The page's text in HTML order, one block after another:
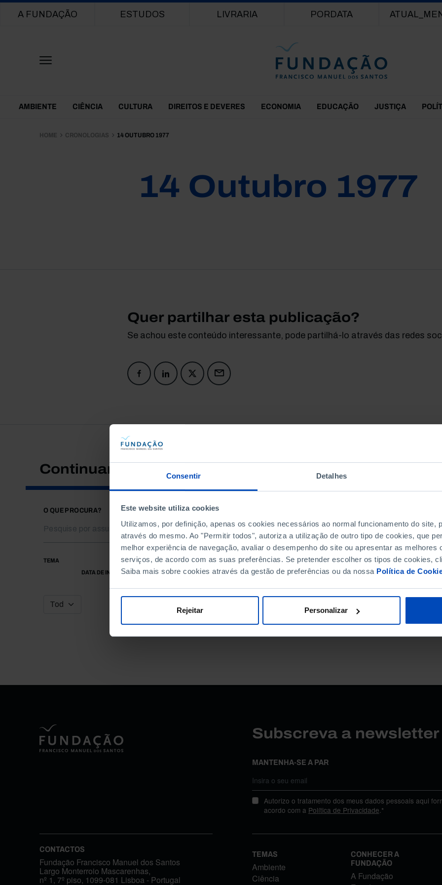
Consentir Detalhes
Este website utiliza cookies
Utilizamos, por definição, apenas os cookies necessários ao normal funcionamento do site,
através do mesmo. Ao "Permitir todos", autoriza a utilização de outro tipo de cookies, que
melhor experiência de navegação, avaliar o desempenho do site ou apresentar as melhores
serviços, de acordo com as suas preferências. Se pretender escolher os tipos de cookies,
Saiba mais sobre cookies através da gestão de preferências ou da nossa Política de
Rejeitar Personalizar
Main navigation
A FUNDAÇÃO ESTUDOS LIVRARIA PORDATA
Themes Menu
AMBIENTE CIÊNCIA CULTURA DIREITOS E DEVERES ECONOMIA EDUCAÇÃO JUSTIÇA
HOME CRONOLOGIAS 14 OUTUBRO 1977
14 Outubro 1977
Quer partilhar esta publicação?
Se achou este conteúdo interessante, pode partilhá-lo através das redes
Continuar a pesquisar
O QUE PROCURA?
TEMA
DATA DE INÍCIO
DATA DE FIM
Subscreva a
MANTENHA-SE A PAR
Autorizo o tratamento dos meus dados pessoais aqui
acordo com a Política de Privacidade.*
CONTACTOS
Fundação Francisco Manuel dos Santos
Largo Monterroio Mascarenhas,
nº 1, 7º piso, 1099-081 Lisboa - Portugal
TEMAS
Ambiente
Ciência
CONHECER A
FUNDAÇÃO
A Fundação